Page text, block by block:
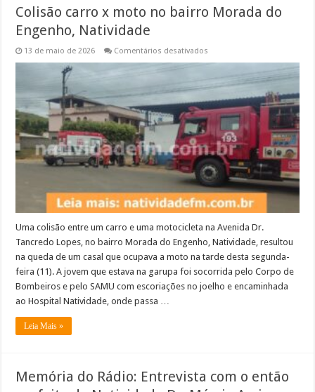
Colisão carro x moto no bairro Morada do
Engenho, Natividade
13 de maio de 2026 Comentários desativados
moto
bairro
Morada
do
Engenho,
Natividade
Uma colisão entre um carro e uma motocicleta na Avenida Dr.
Tancredo Lopes, no bairro Morada do Engenho, Natividade, resultou
na queda de um casal que ocupava a moto na tarde desta segunda-
feira (11). A jovem que estava na garupa foi socorrida pelo Corpo de
Bombeiros e pelo SAMU com escoriações no joelho e encaminhada
ao Hospital Natividade, onde passa …
Leia Mais »
Memória do Rádio: Entrevista com o então